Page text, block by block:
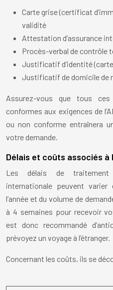
Carte grise (certificat
validité
Attestation d’assurance
Procès-verbal de contrôle
Justificatif d’identité
Justificatif de domicile de
Assurez-vous que tous
conformes aux exigences de
ou non conforme entraînera
votre demande.
Délais et coûts associés à
Les délais de traitement
internationale peuvent
l’année et du volume de
à 4 semaines pour recevoir
est donc recommandé
prévoyez un voyage à l’étranger.
Concernant les coûts, ils se